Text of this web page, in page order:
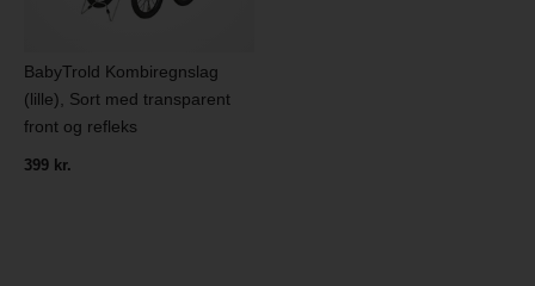
BabyTrold Kombiregnslag
(lille), Sort med transparent
front og refleks
399 kr.